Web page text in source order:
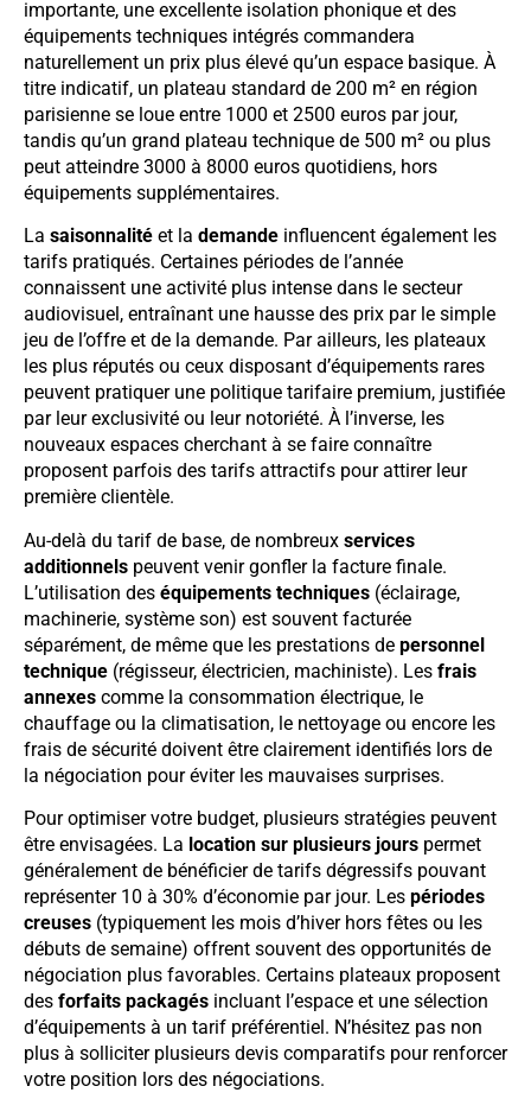
importante, une excellente isolation phonique et des
équipements techniques intégrés commandera
naturellement un prix plus élevé qu’un espace basique. À
titre indicatif, un plateau standard de 200 m² en région
parisienne se loue entre 1000 et 2500 euros par jour,
tandis qu’un grand plateau technique de 500 m² ou plus
peut atteindre 3000 à 8000 euros quotidiens, hors
équipements supplémentaires.
La saisonnalité et la demande influencent également les
tarifs pratiqués. Certaines périodes de l’année
connaissent une activité plus intense dans le secteur
audiovisuel, entraînant une hausse des prix par le simple
jeu de l’offre et de la demande. Par ailleurs, les plateaux
les plus réputés ou ceux disposant d’équipements rares
peuvent pratiquer une politique tarifaire premium, justifiée
par leur exclusivité ou leur notoriété. À l’inverse, les
nouveaux espaces cherchant à se faire connaître
proposent parfois des tarifs attractifs pour attirer leur
première clientèle.
Au-delà du tarif de base, de nombreux services
additionnels peuvent venir gonfler la facture finale.
L’utilisation des équipements techniques (éclairage,
machinerie, système son) est souvent facturée
séparément, de même que les prestations de personnel
technique (régisseur, électricien, machiniste). Les frais
annexes comme la consommation électrique, le
chauffage ou la climatisation, le nettoyage ou encore les
frais de sécurité doivent être clairement identifiés lors de
la négociation pour éviter les mauvaises surprises.
Pour optimiser votre budget, plusieurs stratégies peuvent
être envisagées. La location sur plusieurs jours permet
généralement de bénéficier de tarifs dégressifs pouvant
représenter 10 à 30% d’économie par jour. Les périodes
creuses (typiquement les mois d’hiver hors fêtes ou les
débuts de semaine) offrent souvent des opportunités de
négociation plus favorables. Certains plateaux proposent
des forfaits packagés incluant l’espace et une sélection
d’équipements à un tarif préférentiel. N’hésitez pas non
plus à solliciter plusieurs devis comparatifs pour renforcer
votre position lors des négociations.